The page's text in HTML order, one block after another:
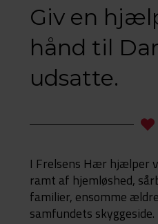
Giv en
hånd til
udsatte.
I Frelsens Hær hjælper
ramt af hjemløshed,
familier, ensomme
samfundets skyggeside.